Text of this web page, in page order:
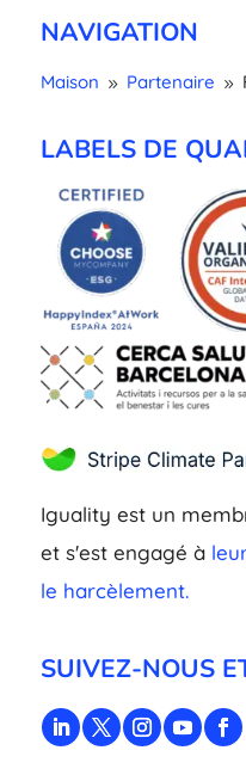
NAVIGATION
Maison 9 Partenaire 9
LABELS DE
Iguality est un
et s'est engagé à
le harcèlement.
SUIVEZ-NOUS